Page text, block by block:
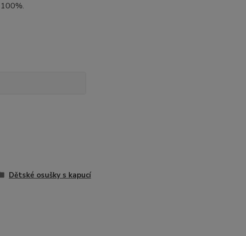
Dětské osušky s kapucí